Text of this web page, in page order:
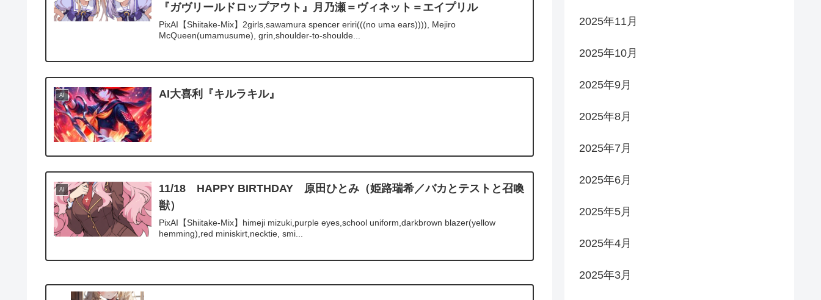
『ガヴリールドロップアウト』月乃瀬＝ヴィネット＝エイプリル
PixAI【Shiitake-Mix】2girls,sawamura spencer eriri(((no uma ears)))), Mejiro
McQueen(umamusume), grin,shoulder-to-shoulde...
AI AI大喜利『キルラキル』
AI
11/18 HAPPY BIRTHDAY 原田ひとみ（姫路瑞希／バカとテストと召喚
獣）
PixAI【Shiitake-Mix】himeji mizuki,purple eyes,school uniform,darkbrown blazer(yellow
hemming),red miniskirt,necktie, smi...
2025年11月
2025年10月
2025年9月
2025年8月
2025年7月
2025年6月
2025年5月
2025年4月
2025年3月